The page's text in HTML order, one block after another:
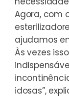
Agora, com
ajudamos
Às vezes
idosas”,